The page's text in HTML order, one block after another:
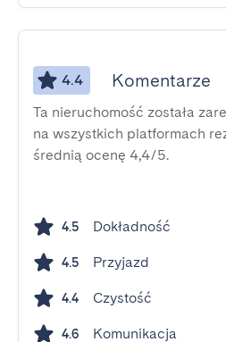
4.4 Komentarze
Ta nieruchomość została
na wszystkich platformach
średnią ocenę 4,4/5.
4.5 Dokładność
4.5 Przyjazd
4.4 Czystość
4.6 Komunikacja